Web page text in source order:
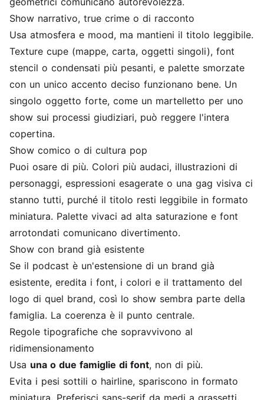
Show narrativo, true crime o di racconto
Usa atmosfera e mood, ma mantieni il titolo leggibile.
Texture cupe (mappe, carta, oggetti singoli), font
stencil o condensati più pesanti, e palette smorzate
con un unico accento deciso funzionano bene. Un
singolo oggetto forte, come un martelletto per uno
show sui processi giudiziari, può reggere l'intera
copertina.
Show comico o di cultura pop
Puoi osare di più. Colori più audaci, illustrazioni di
personaggi, espressioni esagerate o una gag visiva ci
stanno tutti, purché il titolo resti leggibile in formato
miniatura. Palette vivaci ad alta saturazione e font
arrotondati comunicano divertimento.
Show con brand già esistente
Se il podcast è un'estensione di un brand già
esistente, eredita i font, i colori e il trattamento del
logo di quel brand, così lo show sembra parte della
famiglia. La coerenza è il punto centrale.
Regole tipografiche che sopravvivono al
ridimensionamento
Usa una o due famiglie di font, non di più.
Evita i pesi sottili o hairline, spariscono in formato
miniatura. Preferisci sans-serif da medi a grassetti.